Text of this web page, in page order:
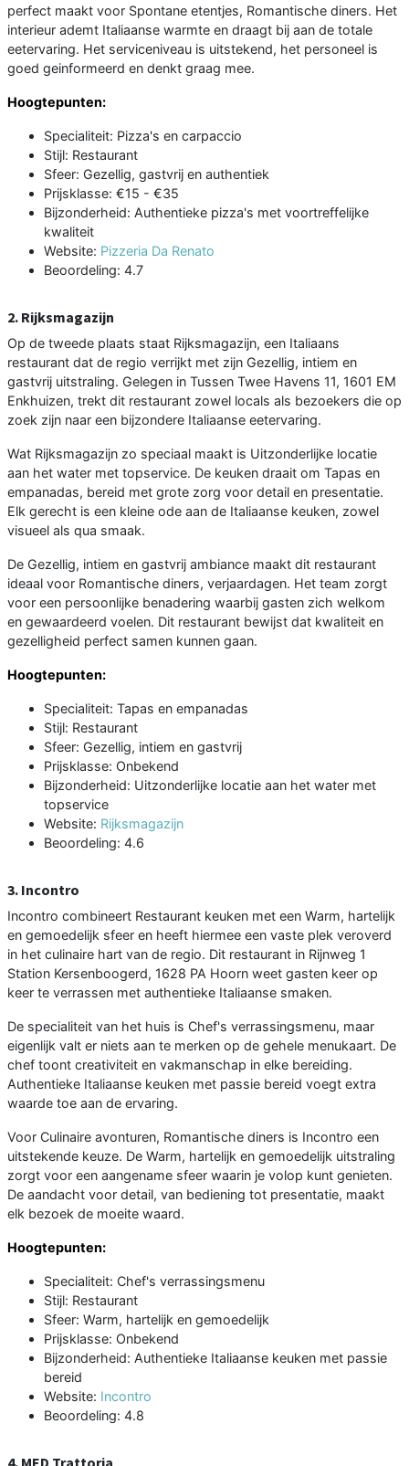
perfect maakt voor Spontane etentjes, Romantische diners. Het
interieur ademt Italiaanse warmte en draagt bij aan de totale
eetervaring. Het serviceniveau is uitstekend, het personeel is
goed geinformeerd en denkt graag mee.
Hoogtepunten:
Specialiteit: Pizza's en carpaccio
Stijl: Restaurant
Sfeer: Gezellig, gastvrij en authentiek
Prijsklasse: €15 - €35
Bijzonderheid: Authentieke pizza's met voortreffelijke
kwaliteit
Website: Pizzeria Da Renato
Beoordeling: 4.7
2. Rijksmagazijn
Op de tweede plaats staat Rijksmagazijn, een Italiaans
restaurant dat de regio verrijkt met zijn Gezellig, intiem en
gastvrij uitstraling. Gelegen in Tussen Twee Havens 11, 1601 EM
Enkhuizen, trekt dit restaurant zowel locals als bezoekers die op
zoek zijn naar een bijzondere Italiaanse eetervaring.
Wat Rijksmagazijn zo speciaal maakt is Uitzonderlijke locatie
aan het water met topservice. De keuken draait om Tapas en
empanadas, bereid met grote zorg voor detail en presentatie.
Elk gerecht is een kleine ode aan de Italiaanse keuken, zowel
visueel als qua smaak.
De Gezellig, intiem en gastvrij ambiance maakt dit restaurant
ideaal voor Romantische diners, verjaardagen. Het team zorgt
voor een persoonlijke benadering waarbij gasten zich welkom
en gewaardeerd voelen. Dit restaurant bewijst dat kwaliteit en
gezelligheid perfect samen kunnen gaan.
Hoogtepunten:
Specialiteit: Tapas en empanadas
Stijl: Restaurant
Sfeer: Gezellig, intiem en gastvrij
Prijsklasse: Onbekend
Bijzonderheid: Uitzonderlijke locatie aan het water met
topservice
Website: Rijksmagazijn
Beoordeling: 4.6
3. Incontro
Incontro combineert Restaurant keuken met een Warm, hartelijk
en gemoedelijk sfeer en heeft hiermee een vaste plek veroverd
in het culinaire hart van de regio. Dit restaurant in Rijnweg 1
Station Kersenboogerd, 1628 PA Hoorn weet gasten keer op
keer te verrassen met authentieke Italiaanse smaken.
De specialiteit van het huis is Chef's verrassingsmenu, maar
eigenlijk valt er niets aan te merken op de gehele menukaart. De
chef toont creativiteit en vakmanschap in elke bereiding.
Authentieke Italiaanse keuken met passie bereid voegt extra
waarde toe aan de ervaring.
Voor Culinaire avonturen, Romantische diners is Incontro een
uitstekende keuze. De Warm, hartelijk en gemoedelijk uitstraling
zorgt voor een aangename sfeer waarin je volop kunt genieten.
De aandacht voor detail, van bediening tot presentatie, maakt
elk bezoek de moeite waard.
Hoogtepunten:
Specialiteit: Chef's verrassingsmenu
Stijl: Restaurant
Sfeer: Warm, hartelijk en gemoedelijk
Prijsklasse: Onbekend
Bijzonderheid: Authentieke Italiaanse keuken met passie
bereid
Website: Incontro
Beoordeling: 4.8
4. MED Trattoria